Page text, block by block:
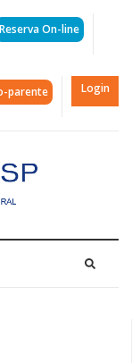
Reserva On-line
parente Login